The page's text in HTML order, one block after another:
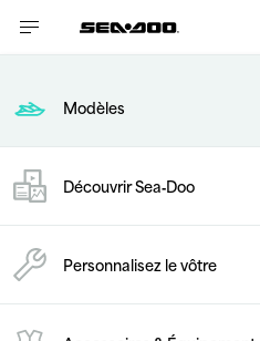
Modèles
Découvrir Sea‑Doo
Personnalisez le vôtre